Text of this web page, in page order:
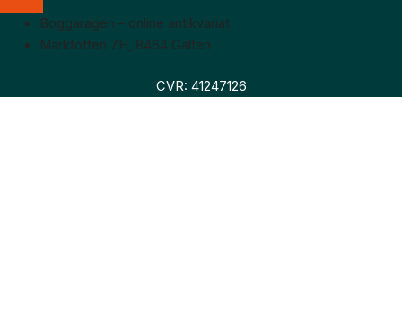
Boggaragen – online antikvariat
Marktoften 7H, 8464 Galten
CVR: 41247126